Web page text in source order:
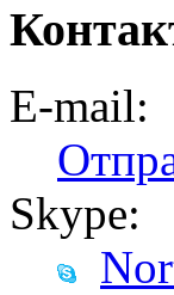
E-mail:
Skype: